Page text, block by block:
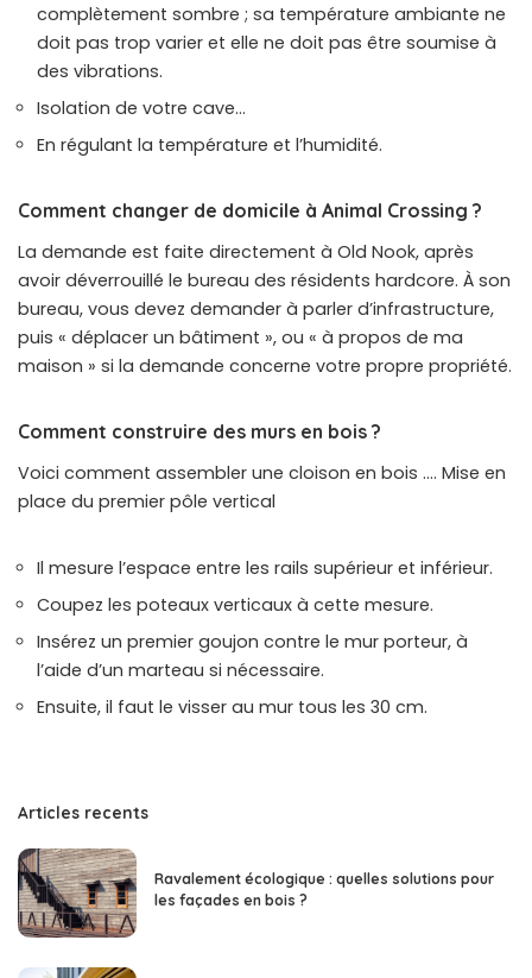
complètement sombre ; sa température ambiante ne
doit pas trop varier et elle ne doit pas être soumise à
des vibrations.
Isolation de votre cave…
En régulant la température et l’humidité.
Comment changer de domicile à Animal Crossing ?
La demande est faite directement à Old Nook, après
avoir déverrouillé le bureau des résidents hardcore. À son
bureau, vous devez demander à parler d’infrastructure,
puis « déplacer un bâtiment », ou « à propos de ma
maison » si la demande concerne votre propre propriété.
Comment construire des murs en bois ?
Voici comment assembler une cloison en bois …. Mise en
place du premier pôle vertical
Il mesure l’espace entre les rails supérieur et inférieur.
Coupez les poteaux verticaux à cette mesure.
Insérez un premier goujon contre le mur porteur, à
l’aide d’un marteau si nécessaire.
Ensuite, il faut le visser au mur tous les 30 cm.
Articles recents
Ravalement écologique : quelles solutions pour
les façades en bois ?